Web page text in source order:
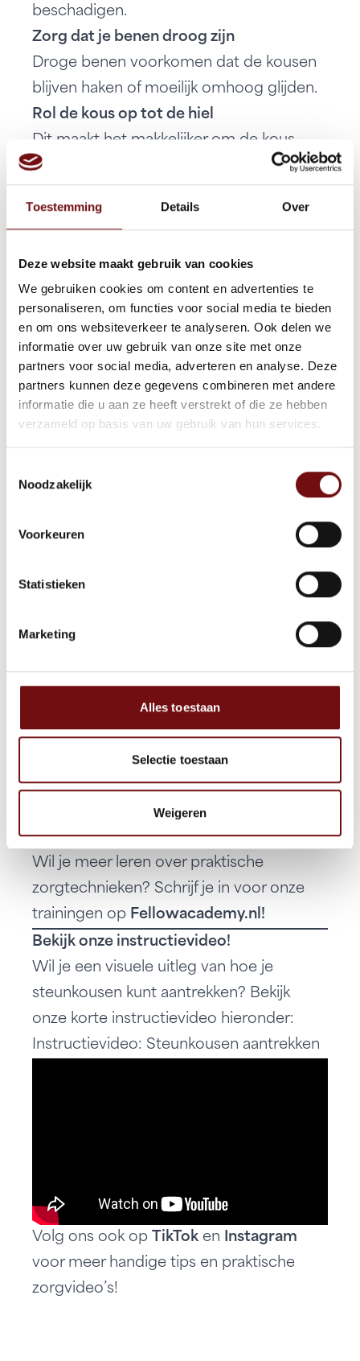
Toestemming Details Over
Deze website maakt gebruik van cookies
We gebruiken cookies om content en advertenties te
personaliseren, om functies voor social media te bieden
en om ons websiteverkeer te analyseren. Ook delen we
informatie over uw gebruik van onze site met onze
partners voor social media, adverteren en analyse. Deze
partners kunnen deze gegevens combineren met andere
informatie die u aan ze heeft verstrekt of die ze hebben
verzameld op basis van uw gebruik van hun services.
Noodzakelijk
Voorkeuren
Statistieken
Marketing
Alles toestaan
Selectie toestaan
Weigeren
beschadigen.
Zorg dat je benen droog zijn
Droge benen voorkomen dat de kousen
blijven haken of moeilijk omhoog glijden.
Rol de kous op tot de hiel
Dit maakt het makkelijker om de kous
goed te positioneren voordat je hem
Trek langzaam en gelijkmatig
van de kous. Verdeel de druk gelijkmatig
terwijl je hem omhoog rolt.
Gebruik een aantrekhulp
Dit hulpmiddel is ideaal voor mensen met
beperkte kracht of mobiliteit.
Controleer op plooien
Zorg ervoor dat de kous glad en zonder
plooien zit, om drukplekken te
Haast je niet. Steunkousen aantrekken
comfortabel te doen.
Correct steunkousen aantrekken is
comfort. Of je ze nu zelf aantrekt of hulp
krijgt, met deze 7 onmisbare tips en de
juiste hulpmiddelen wordt het proces
een stuk eenvoudiger. Steunkousen
ondersteunen je gezondheid, en met de
juiste aanpak kun je daar optimaal van
profiteren.
Wil je meer leren over praktische
zorgtechnieken? Schrijf je in voor onze
trainingen op Fellowacademy.nl!
Bekijk onze instructievideo!
Wil je een visuele uitleg van hoe je
steunkousen kunt aantrekken? Bekijk
onze korte instructievideo hieronder:
Instructievideo: Steunkousen aantrekken
Volg ons ook op TikTok en Instagram
voor meer handige tips en praktische
zorgvideo’s!